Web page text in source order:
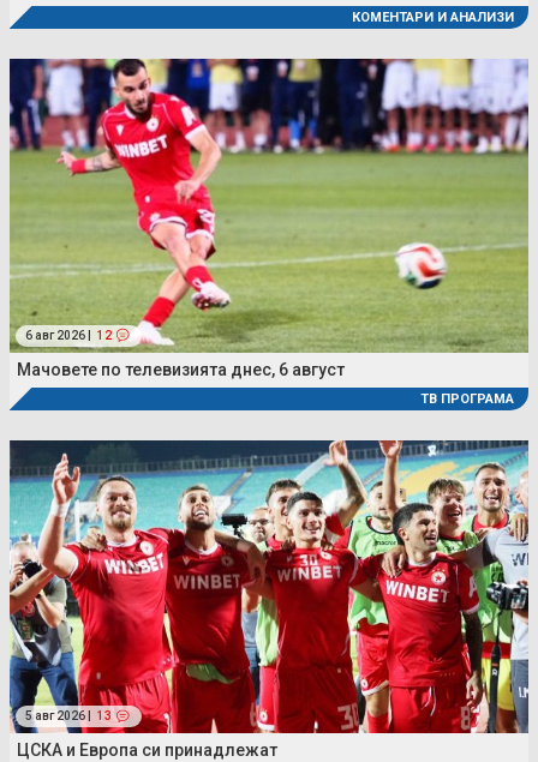
КОМЕНТАРИ И АНАЛИЗИ
6 авг 2026 | 12
Мачовете по телевизията днес, 6 август
ТВ ПРОГРАМА
5 авг 2026 | 13
ЦСКА и Европа си принадлежат